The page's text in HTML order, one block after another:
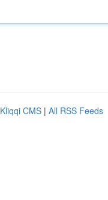
Kliqqi CMS | All RSS Feeds